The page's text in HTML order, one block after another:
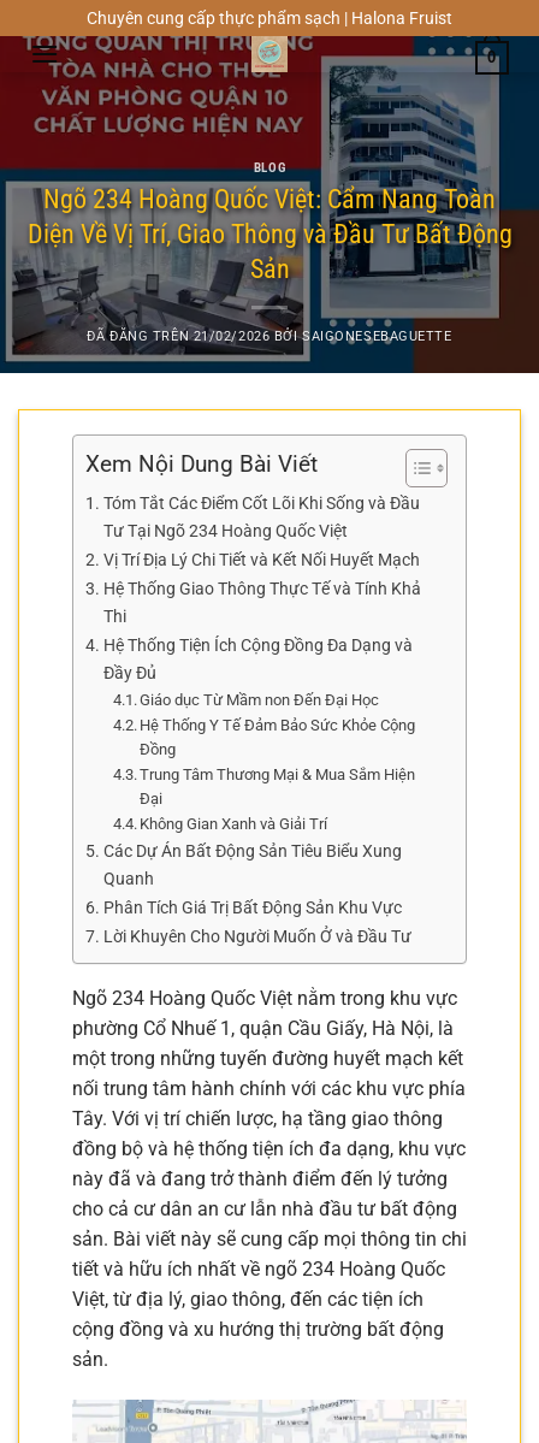
đến
Chuyên cung cấp thực phẩm sạch | Halona Fruist
0
BLOG
Ngõ 234 Hoàng Quốc Việt: Cẩm Nang Toàn
Diện Về Vị Trí, Giao Thông và Đầu Tư Bất Động
Sản
ĐÃ ĐĂNG TRÊN21/02/2026 BỞISAIGONESEBAGUETTE
Xem Nội Dung Bài Viết
Tóm Tắt Các Điểm Cốt Lõi Khi Sống và Đầu
Tư Tại Ngõ 234 Hoàng Quốc Việt
Vị Trí Địa Lý Chi Tiết và Kết Nối Huyết Mạch
Hệ Thống Giao Thông Thực Tế và Tính Khả
Thi
Hệ Thống Tiện Ích Cộng Đồng Đa Dạng và
Đầy Đủ
Giáo dục Từ Mầm non Đến Đại Học
Hệ Thống Y Tế Đảm Bảo Sức Khỏe Cộng
Đồng
Trung Tâm Thương Mại & Mua Sắm Hiện
Đại
Không Gian Xanh và Giải Trí
Các Dự Án Bất Động Sản Tiêu Biểu Xung
Quanh
Phân Tích Giá Trị Bất Động Sản Khu Vực
Lời Khuyên Cho Người Muốn Ở và Đầu Tư
Ngõ 234 Hoàng Quốc Việt nằm trong khu vực
phường Cổ Nhuế 1, quận Cầu Giấy, Hà Nội, là
một trong những tuyến đường huyết mạch kết
nối trung tâm hành chính với các khu vực phía
Tây. Với vị trí chiến lược, hạ tầng giao thông
đồng bộ và hệ thống tiện ích đa dạng, khu vực
này đã và đang trở thành điểm đến lý tưởng
cho cả cư dân an cư lẫn nhà đầu tư bất động
sản. Bài viết này sẽ cung cấp mọi thông tin chi
tiết và hữu ích nhất về ngõ 234 Hoàng Quốc
Việt, từ địa lý, giao thông, đến các tiện ích
cộng đồng và xu hướng thị trường bất động
sản.